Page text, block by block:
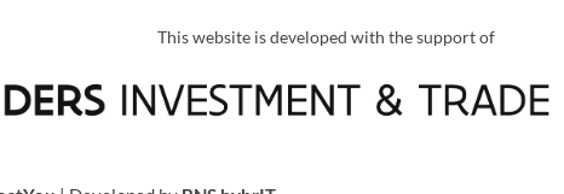
This website is developed with the support of